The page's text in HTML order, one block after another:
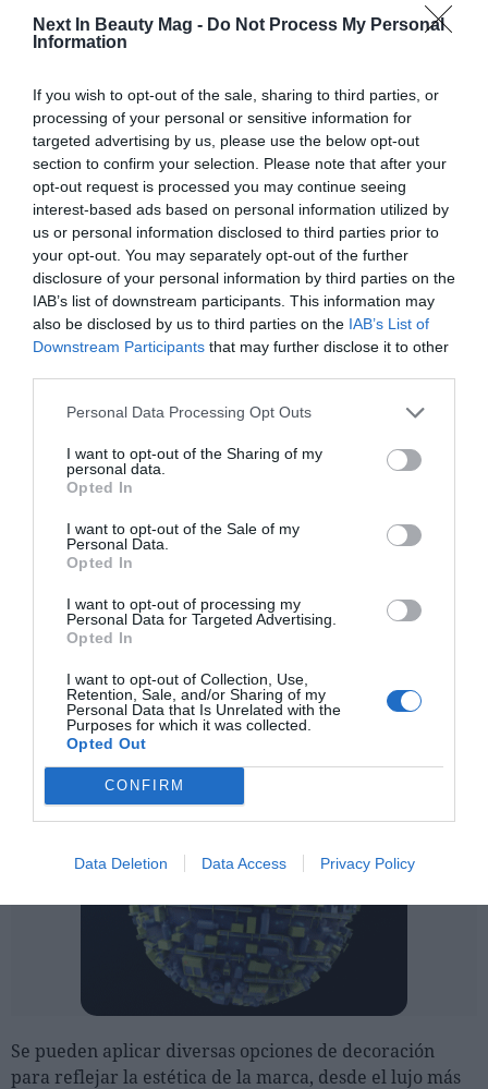
Next In Beauty Mag - Do Not Process My Personal
Information
If you wish to opt-out of the sale, sharing to third parties, or
processing of your personal or sensitive information for
targeted advertising by us, please use the below opt-out
section to confirm your selection. Please note that after your
opt-out request is processed you may continue seeing
interest-based ads based on personal information utilized by
us or personal information disclosed to third parties prior to
your opt-out. You may separately opt-out of the further
disclosure of your personal information by third parties on the
IAB’s list of downstream participants. This information may
also be disclosed by us to third parties on the IAB’s List of
Downstream Participants that may further disclose it to other
Personal Data Processing Opt Outs
I want to opt-out of the Sharing of my
personal data.
Opted In
I want to opt-out of the Sale of my
Personal Data.
Opted In
I want to opt-out of processing my
Personal Data for Targeted Advertising.
Opted In
I want to opt-out of Collection, Use,
Retention, Sale, and/or Sharing of my
Personal Data that Is Unrelated with the
Purposes for which it was collected.
Opted Out
CONFIRM
Data Deletion Data Access Privacy Policy
El tarro exterior de 60ml incorpora un 30% de vidrio
reciclado posconsumo, con una base gruesa para un
de polipropileno monomaterial para una
compatibilidad óptima con la fórmula, con un
contenido mínimo de PCR del 30%. Además, la
capacidad de 50ml del recambio evita el exceso de
embalaje al reducir el espacio entre el envase interior y
el exterior. Se puede añadir una tapa de seguridad bajo
pedido, y el tarro interior también es apto para el
termosellado por inducción durante el proceso de
llenado, lo que elimina la necesidad de utilizar un tapón
provisional y reduce el consumo de material.
Se pueden aplicar diversas opciones de decoración
para reflejar la estética de la marca, desde el lujo más